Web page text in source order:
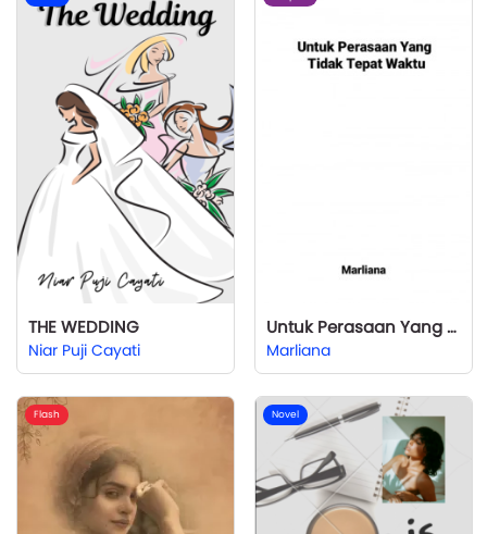
THE WEDDING
Niar Puji Cayati
Untuk Perasaan Yang Tidak Tepat Waktu
Marliana
Flash Novel